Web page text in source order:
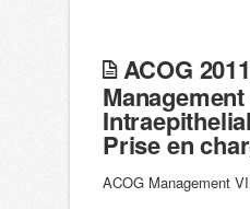
ACOG 2011_
Prise en
ACOG Management